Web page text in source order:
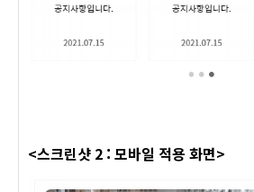
<스크린샷 2 : 모바일 적용 화면>